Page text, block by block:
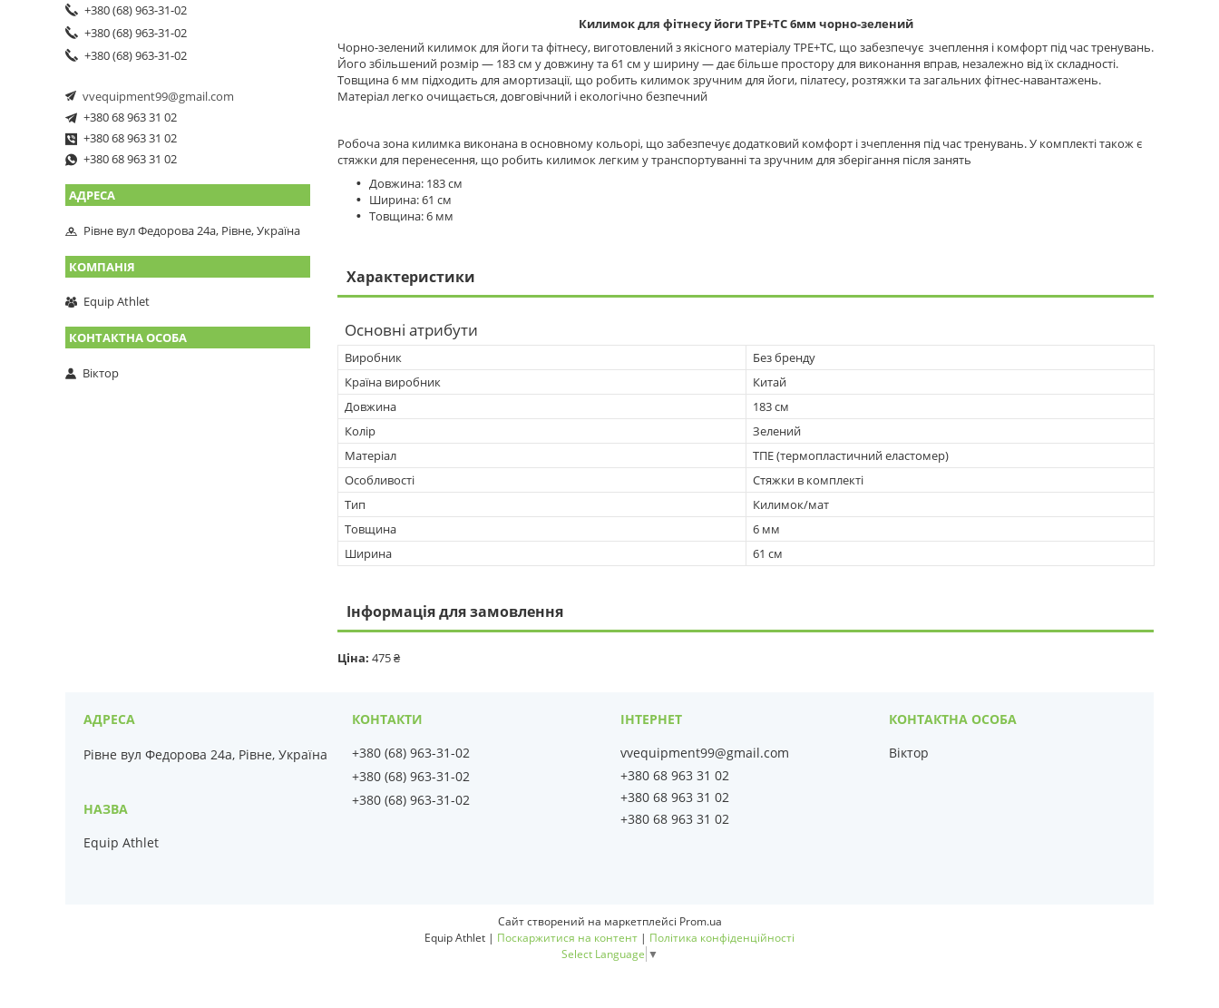
Килимок для фітнесу йоги TPE+TC 6мм чорно-зелений
Чорно-зелений килимок для йоги та фітнесу, виготовлений з якісного матеріалу TPE+TC, що забезпечує зчеплення і комфорт під час тренувань.
Його збільшений розмір — 183 см у довжину та 61 см у ширину — дає більше простору для виконання вправ, незалежно від їх складності.
Товщина 6 мм підходить для амортизації, що робить килимок зручним для йоги, пілатесу, розтяжки та загальних фітнес-навантажень.
Матеріал легко очищається, довговічний і екологічно безпечний
Робоча зона килимка виконана в основному кольорі, що забезпечує додатковий комфорт і зчеплення під час тренувань. У комплекті також є
cтяжки для перенесення, що робить килимок легким у транспортуванні та зручним для зберігання після занять
Довжина: 183 см
Ширина: 61 см
Товщина: 6 мм
Характеристики
Основні атрибути
Виробник
Без бренду
Країна виробник
Китай
Довжина
183 см
Колір
Зелений
Матеріал
ТПЕ (термопластичний еластомер)
Особливості
Стяжки в комплекті
Тип
Килимок/мат
Товщина
6 мм
Ширина
61 см
Інформація для замовлення
Ціна: 475 ₴
+380 (68) 963-31-02
+380 (68) 963-31-02
+380 (68) 963-31-02
vvequipment99@gmail.com
+380 68 963 31 02
+380 68 963 31 02
+380 68 963 31 02
Рівне вул Федорова 24а, Рівне, Україна
Equip Athlet
Віктор
Рівне вул Федорова 24а, Рівне, Україна
Equip Athlet
+380 (68) 963-31-02
+380 (68) 963-31-02
+380 (68) 963-31-02
vvequipment99@gmail.com
+380 68 963 31 02
+380 68 963 31 02
+380 68 963 31 02
Віктор
Сайт створений на маркетплейсі Prom.ua
Equip Athlet | Поскаржитися на контент | Політика конфіденційності
Select Language ▼